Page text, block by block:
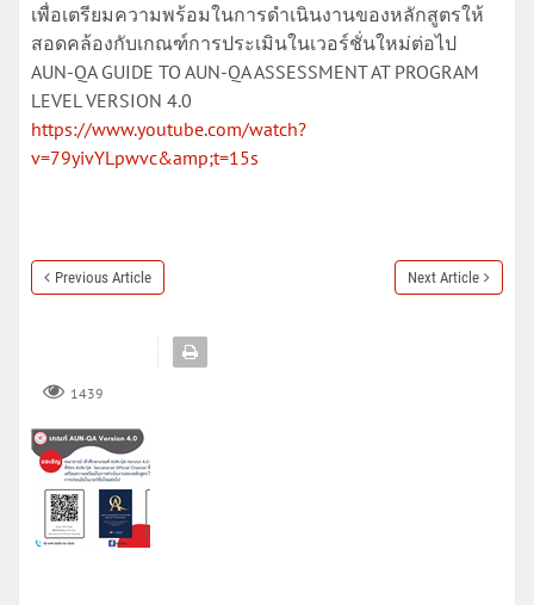
เพื่อเตรียมความพร้อมในการดำเนินงานของหลักสูตรให้
สอดคล้องกับเกณฑ์การประเมินในเวอร์ชั่นใหม่ต่อไป
AUN-QA GUIDE TO AUN-QA ASSESSMENT AT PROGRAM
LEVEL VERSION 4.0
https://www.youtube.com/watch?
v=79yivYLpwvc&amp;t=15s
Previous Article Next Article
1439